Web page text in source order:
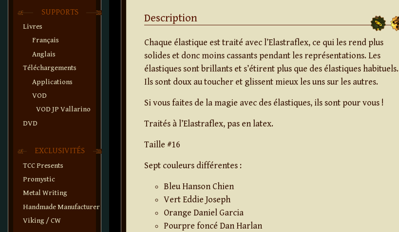
SUPPORTS
Livres
Français
Anglais
Téléchargements
Applications
VOD
VOD JP Vallarino
DVD
EXCLUSIVITÉS
TCC Presents
Promystic
Metal Writing
Handmade Manufacturer
Viking / CW
Description
Chaque élastique est traité avec l’Elastraflex, ce qui les rend plus
solides et donc moins cassants pendant les représentations. Les
élastiques sont brillants et s’étirent plus que des élastiques habituels.
Ils sont doux au toucher et glissent mieux les uns sur les autres.
Si vous faites de la magie avec des élastiques, ils sont pour vous !
Traités à l’Elastraflex, pas en latex.
Taille #16
Sept couleurs différentes :
Bleu Hanson Chien
Vert Eddie Joseph
Orange Daniel Garcia
Pourpre foncé Dan Harlan